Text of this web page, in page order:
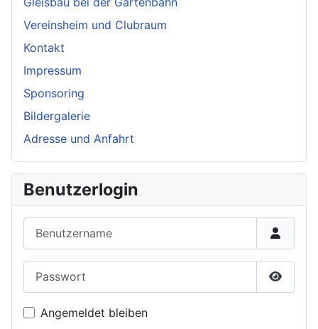
Vereinsheim und Clubraum
Kontakt
Impressum
Sponsoring
Bildergalerie
Adresse und Anfahrt
Benutzerlogin
Angemeldet bleiben